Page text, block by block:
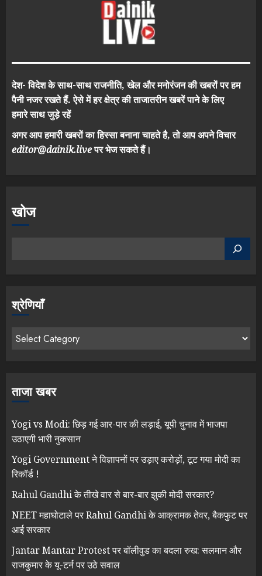
देश- विदेश के साथ-साथ राजनीति, खेल और मनोरंजन की खबरों पर हम
पैनी नजर रखते हैं. ऐसे में हर क्षेत्र की ताजातरीन खबरें पाने के लिए
हमारे साथ जुड़े रहें
अगर आप हमारी खबरों का हिस्सा बनाना चाहते है, तो आप अपने विचार
editor@dainik.liveपर भेज सकते हैं।
खोज
श्रेणियाँ
ताजा खबर
Yogi vs Modi: छिड़ गई आर-पार की लड़ाई, यूपी चुनाव में भाजपा
उठाएगी भारी नुकसान
Yogi Government ने विज्ञापनों पर उड़ाए करोड़ों, टूट गया मोदी का
रिकॉर्ड !
Rahul Gandhi के तीखे वार से बार-बार झुकी मोदी सरकार?
NEET महाघोटाले पर Rahul Gandhi के आक्रामक तेवर, बैकफुट पर
आई सरकार
Jantar Mantar Protest पर बॉलीवुड का बदला रुख: सलमान और
राजकुमार के यू-टर्न पर उठे सवाल